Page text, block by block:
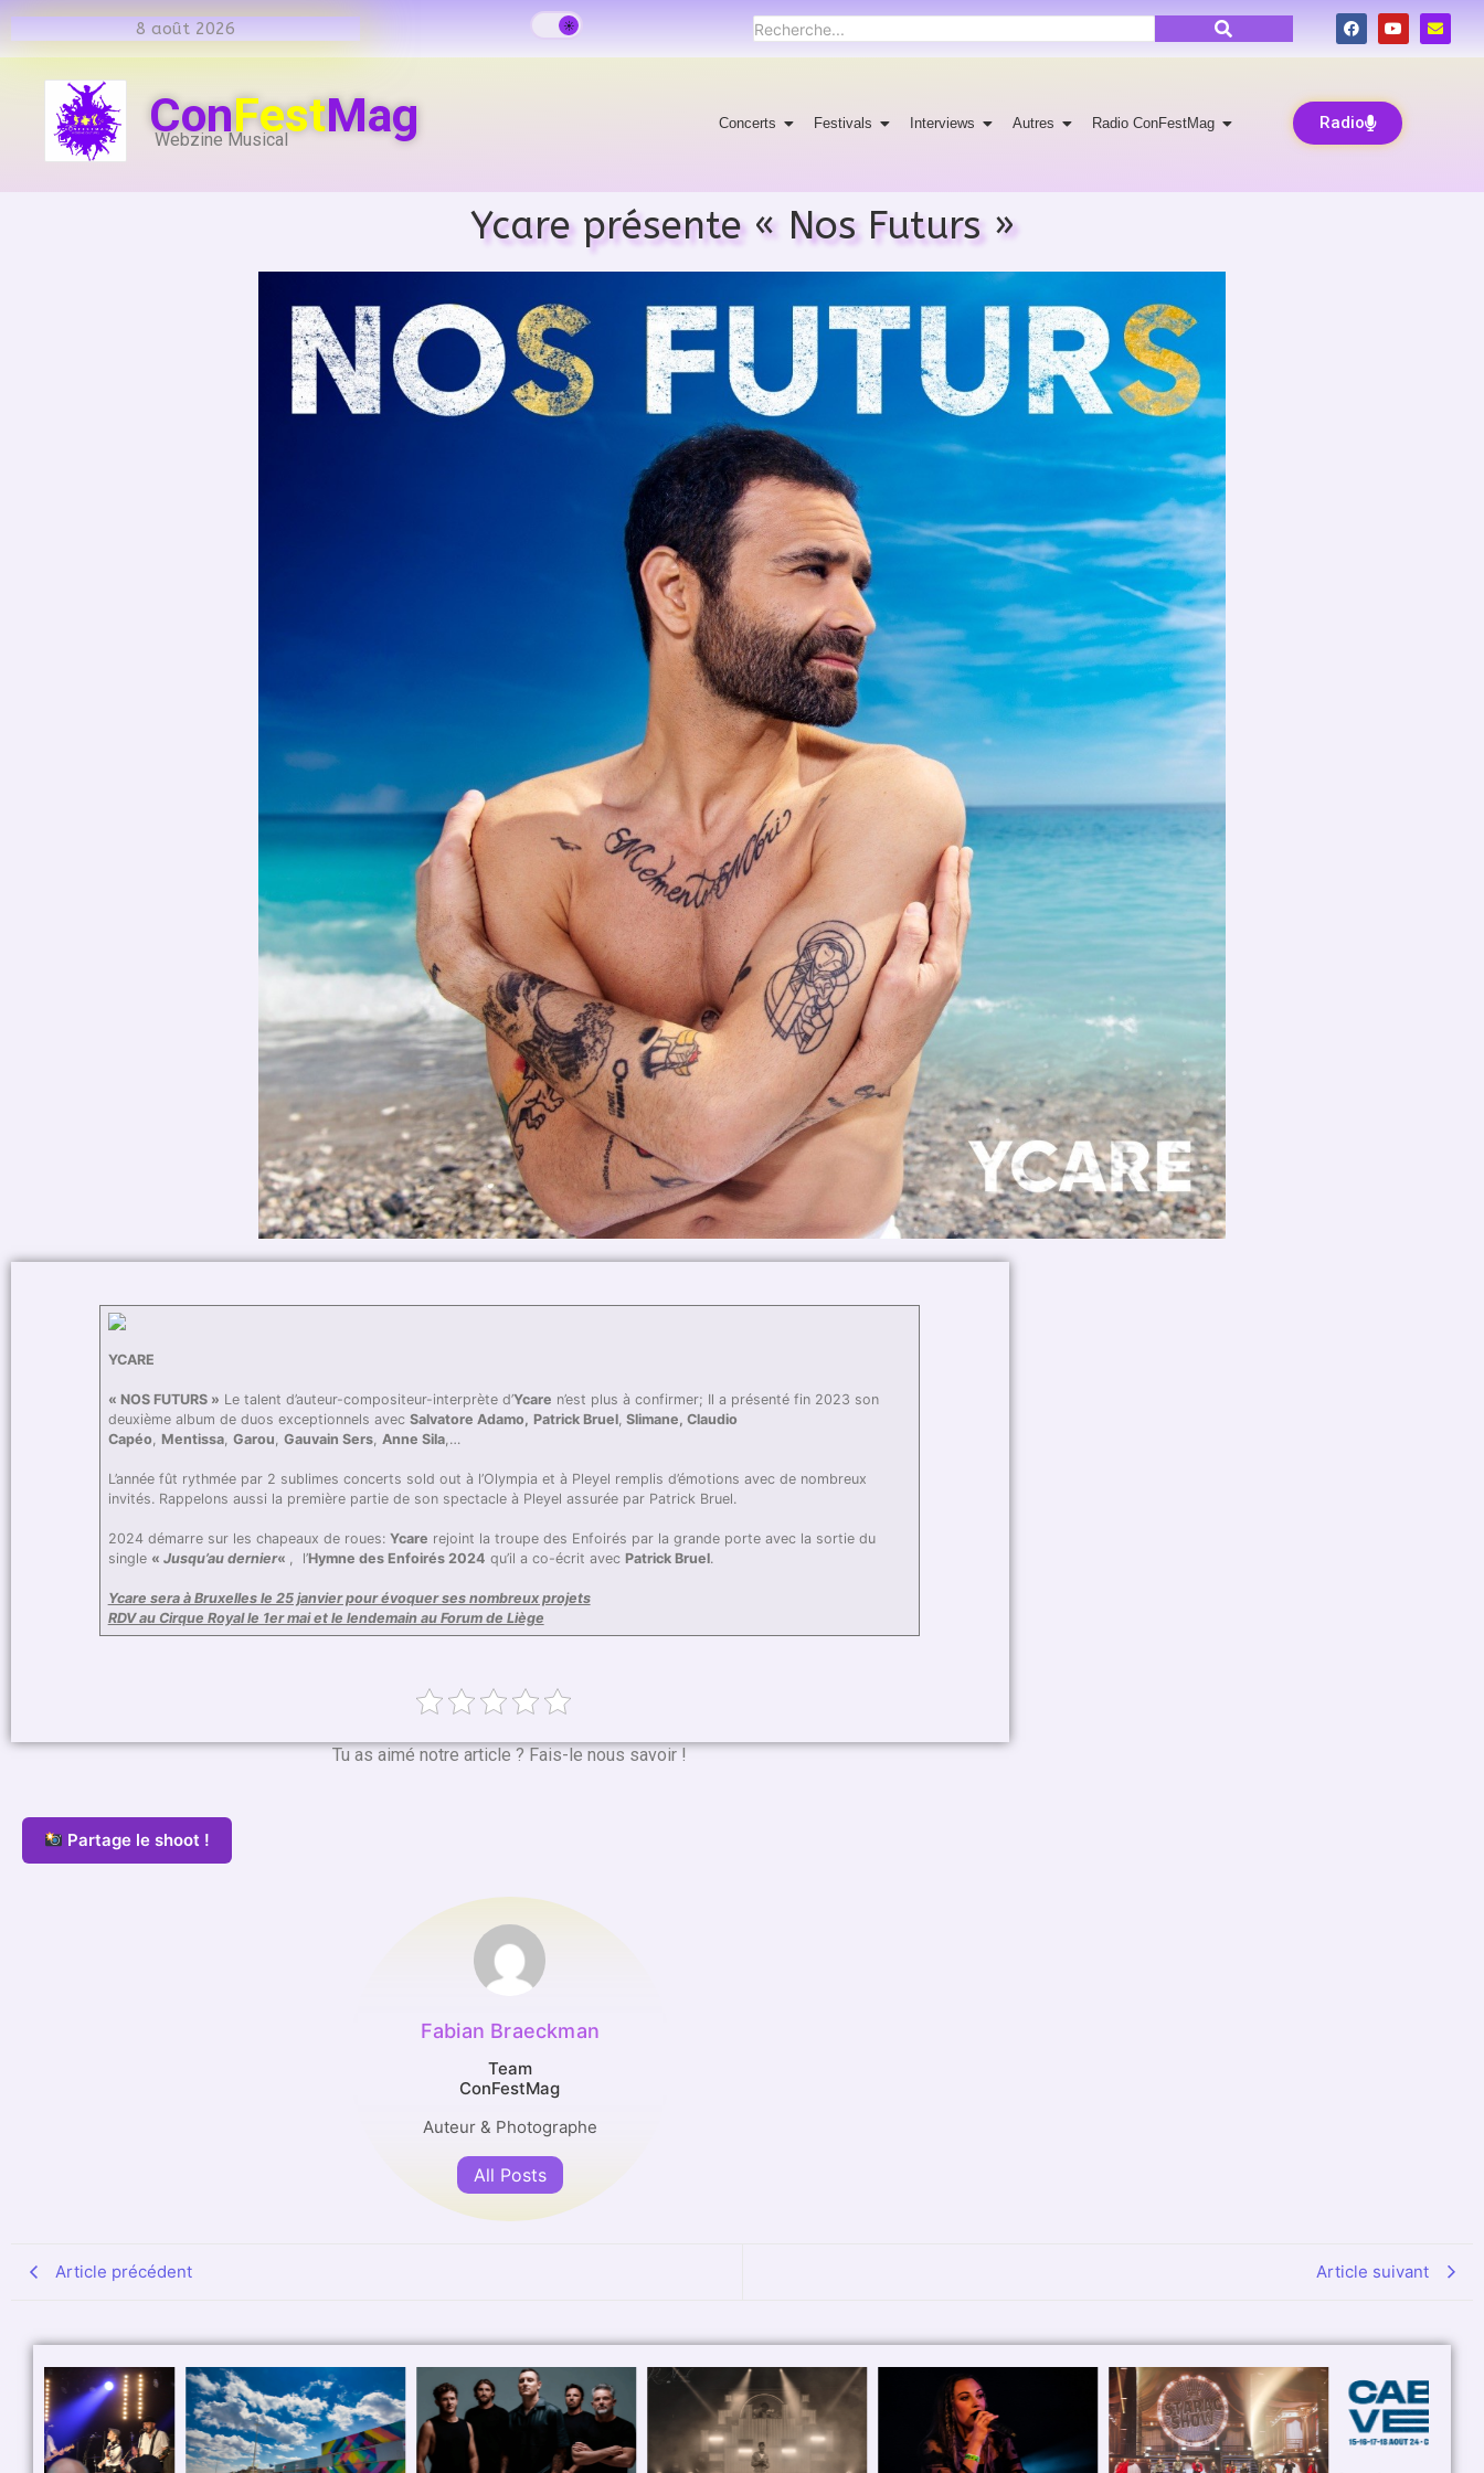
8 août 2026
ConFestMag
Webzine Musical
Concerts Festivals Interviews Autres Radio ConFestMag Radio
Ycare présente « Nos Futurs »
YCARE
« NOS FUTURS » Le talent d’auteur-compositeur-interprète d’Ycare n’est plus à confirmer; Il a présenté fin 2023 son
deuxième album de duos exceptionnels avec Salvatore Adamo, Patrick Bruel, Slimane, Claudio
Capéo, Mentissa, Garou Gauvain Sers, Anne Sila,…
L’année fût rythmée par 2 sublimes concerts sold out à l’Olympia et à Pleyel remplis d’émotions avec de nombreux
invités. Rappelons aussi la première partie de son spectacle à Pleyel assurée par Patrick Bruel.
2024 démarre sur les chapeaux de roues: Ycare rejoint la troupe des Enfoirés par la grande porte avec la sortie du
single « Jusqu’au dernier« , l’Hymne des Enfoirés 2024 qu’il a co-écrit avec Patrick Bruel.
Ycare sera à Bruxelles le 25 janvier pour évoquer ses nombreux projets
RDV au Cirque Royal le 1er mai et le lendemain au Forum de Liège
Tu as aimé notre article ? Fais-le nous savoir !
Partage le shoot !
Fabian Braeckman
Team
ConFestMag
Auteur & Photographe
All Posts
Article précédent Article suivant